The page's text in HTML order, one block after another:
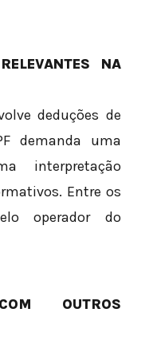
NA
deduções de
demanda uma
interpretação
Entre os
operador do
OUTROS